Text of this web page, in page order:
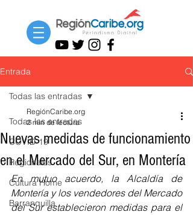
Entrada
Todas las entradas
COVID-19
Regionales
Cultura Home
Barranquilla
Todas las entradas
Nuevas medidas de funcionamiento
en el Mercado del Sur, en Montería
RegiónCaribe.org
2 min de lectura
En mutuo acuerdo, la Alcaldía de
Montería y los vendedores del Mercado
del Sur establecieron medidas para el